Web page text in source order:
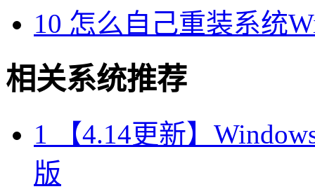
10 怎么自己重装系统
相关系统推荐
1 【4.14更新】
版